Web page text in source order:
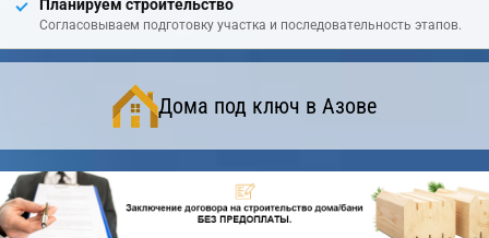
Планируем строительство
Согласовываем подготовку участка и последовательность этапов.
Дома под ключ в Азове